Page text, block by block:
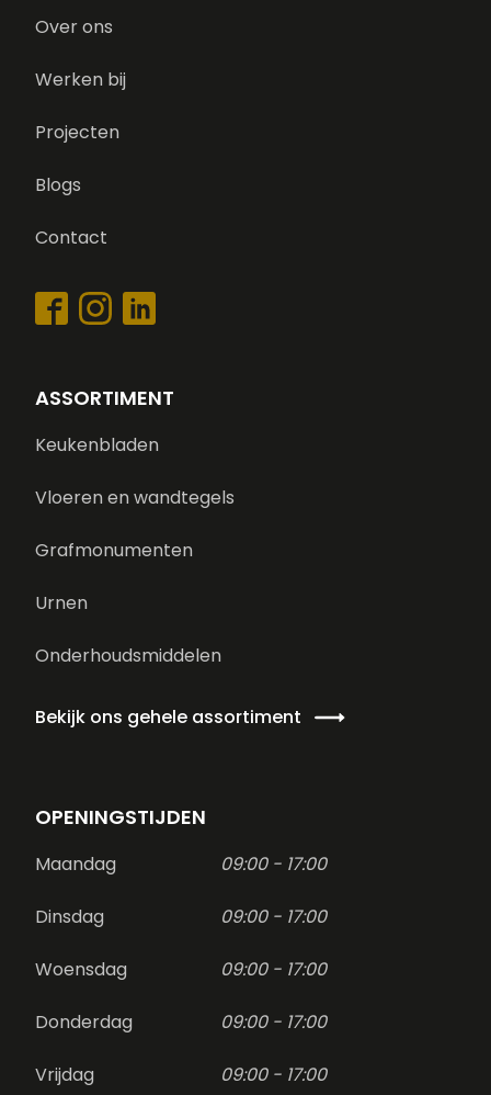
Over ons
Werken bij
Projecten
Blogs
Contact
ASSORTIMENT
Keukenbladen
Vloeren en wandtegels
Grafmonumenten
Urnen
Onderhoudsmiddelen
Bekijk ons gehele assortiment
OPENINGSTIJDEN
Maandag 09:00 - 17:00
Dinsdag 09:00 - 17:00
Woensdag 09:00 - 17:00
Donderdag 09:00 - 17:00
Vrijdag 09:00 - 17:00